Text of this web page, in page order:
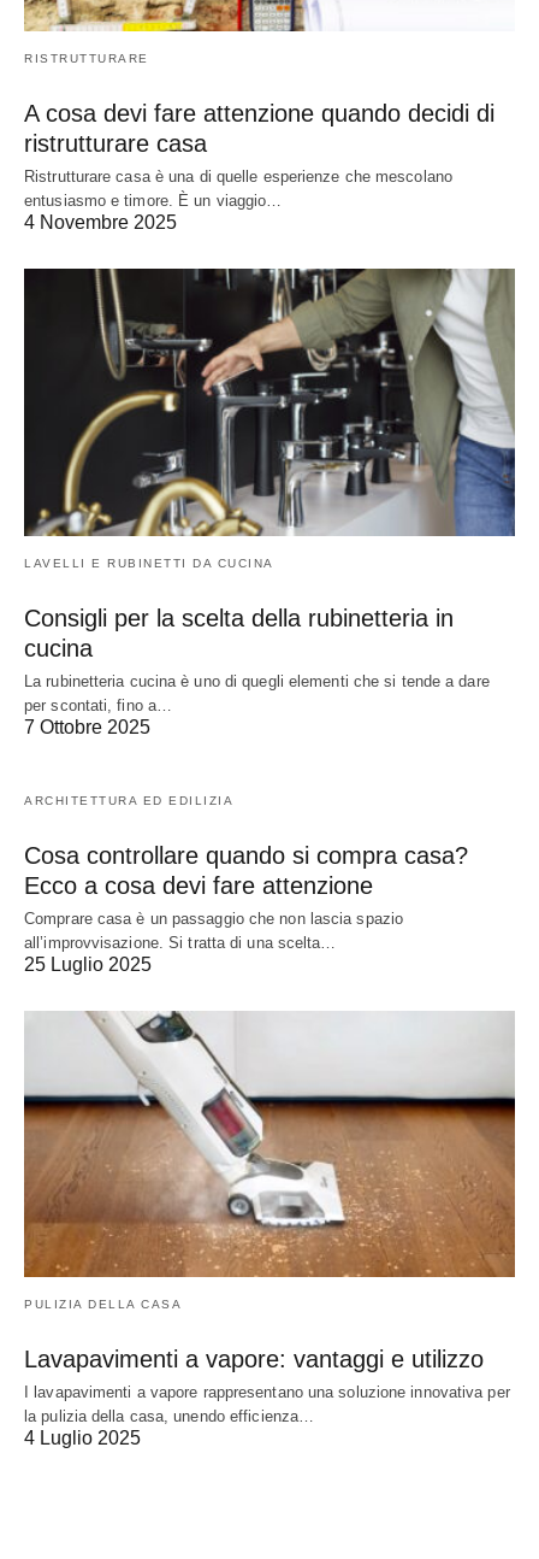
RISTRUTTURARE
A cosa devi fare attenzione quando decidi di
ristrutturare casa
Ristrutturare casa è una di quelle esperienze che mescolano
entusiasmo e timore. È un viaggio…
4 Novembre 2025
LAVELLI E RUBINETTI DA CUCINA
Consigli per la scelta della rubinetteria in
cucina
La rubinetteria cucina è uno di quegli elementi che si tende a dare
per scontati, fino a…
7 Ottobre 2025
ARCHITETTURA ED EDILIZIA
Cosa controllare quando si compra casa?
Ecco a cosa devi fare attenzione
Comprare casa è un passaggio che non lascia spazio
all’improvvisazione. Si tratta di una scelta…
25 Luglio 2025
PULIZIA DELLA CASA
Lavapavimenti a vapore: vantaggi e utilizzo
I lavapavimenti a vapore rappresentano una soluzione innovativa per
la pulizia della casa, unendo efficienza…
4 Luglio 2025